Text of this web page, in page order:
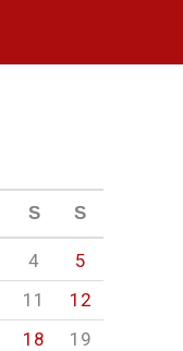
S S
4
5
11
12
18
19